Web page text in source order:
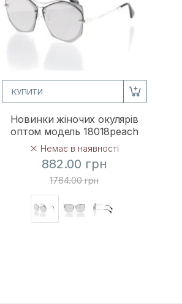
КУПИТИ
Новинки жіночих окулярів
оптом модель 18018peach
Немає в наявності
882.00 грн
1764.00 грн